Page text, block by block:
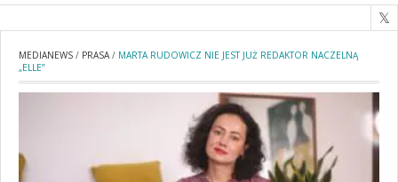
MEDIANEWS / PRASA/ MARTA RUDOWICZ NIE JEST JUŻ REDAKTOR NACZELNĄ
„ELLE”